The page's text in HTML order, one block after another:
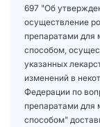
697 "Об
осуществление
препаратами для
способом,
указанных
изменений в
Федерации по
препаратами для
способом"